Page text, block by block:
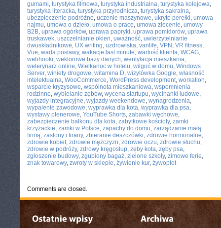
gumami, turystyka filmowa, turystyka industrialna, turystyka kolejowa,
turystyka literacka, turystyka przyrodnicza, turystyka sakralna,
ubezpieczenie podróżne, uczenie maszynowe, ukryte perełki, umowa
najmu, umowa o dzieło, umowa o pracę, umowa zlecenie, umowy
B2B, uprawa ogórków, uprawa papryki, uprawa pomidorów, uprawa
truskawek, uszczelnianie okien, uważność, uwierzytelnianie
dwuskładnikowe, UX writing, uzdrowiska, vanlife, VPN , VR fitness,
Vue, wada postawy, wakacje last minute, wartość klienta, WCAG,
webhooki, wektorowe bazy danych, wentylacja mieszkania,
weterynarz online, Wielkanoc w hotelu, wilgoć w domu, Windows
Server, winiety drogowe, witamina D, wizytówka Google, własność
intelektualna, WooCommerce, WordPress development, workation,
wsparcie kryzysowe, wspólnota mieszkaniowa, wspomnienia
rodzinne, wybielanie zębów, wycena startupu, wycinanki ludowe,
wyjazdy integracyjne, wyjazdy weekendowe, wynagrodzenia,
wypalenie zawodowe, wyprawka dla kota, wyprawka dla psa,
wystawy plenerowe, YouTube Shorts, zabawki węchowe,
zabezpieczenie balkonu dla kota, zabytkowe kościoły, zamki
krzyżackie, zamki w Polsce, zapachy do domu, zarządzanie małą
firmą, zasłony i firany, zbieranie deszczówki, zdrowie hormonalne,
zdrowie kobiet, zdrowie mężczyzn, zdrowie oczu, zdrowie słuchu,
zdrowie w podróży, zdrowy kręgosłup, zęby kota, zęby psa,
zgłoszenie budowy, zgubiony bagaż, zielone szkoły, zimowe ferie,
znak towarowy, zwroty w sklepie, żywienie kur, żywopłot
Comments are closed.